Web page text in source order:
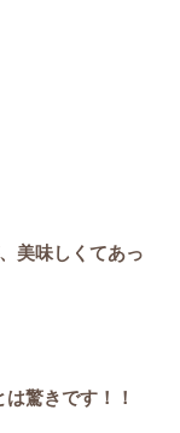
美味しくてあっ
は驚きです！！